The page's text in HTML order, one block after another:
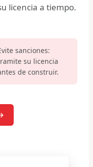
licencia a tiempo.
sanciones:
su licencia
de construir.